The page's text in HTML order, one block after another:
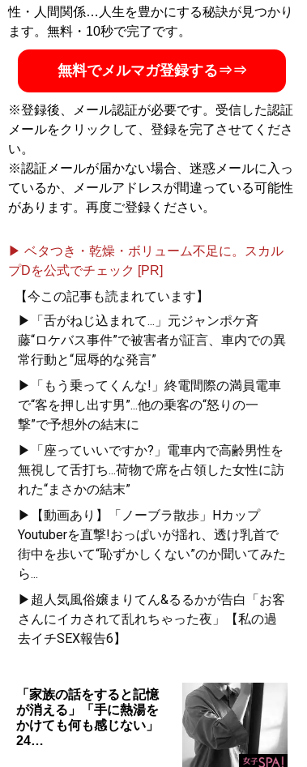
記事一覧へ
性・人間関係…人生を豊かにする秘訣が見つかり
ます。無料・10秒で完了です。
無料でメルマガ登録する⇒⇒
※登録後、メール認証が必要です。受信した認証
メールをクリックして、登録を完了させてくださ
い。
※認証メールが届かない場合、迷惑メールに入っ
ているか、メールアドレスが間違っている可能性
があります。再度ご登録ください。
▶ ベタつき・乾燥・ボリューム不足に。スカル
プDを公式でチェック [PR]
【今この記事も読まれています】
▶「舌がねじ込まれて...」元ジャンポケ斉
藤“ロケバス事件”で被害者が証言、車内での異
常行動と“屈辱的な発言”
▶「もう乗ってくんな!」終電間際の満員電車
で“客を押し出す男”...他の乗客の“怒りの一
撃”で予想外の結末に
▶「座っていいですか?」電車内で高齢男性を
無視して舌打ち...荷物で席を占領した女性に訪
れた“まさかの結末”
▶【動画あり】「ノーブラ散歩」Hカップ
Youtuberを直撃!おっぱいが揺れ、透け乳首で
街中を歩いて“恥ずかしくない”のか聞いてみた
ら...
▶超人気風俗嬢まりてん&るるかが告白「お客
さんにイカされて乱れちゃった夜」【私の過
去イチSEX報告6】
「家族の話をすると記憶
が消える」「手に熱湯を
かけても何も感じない」
24…